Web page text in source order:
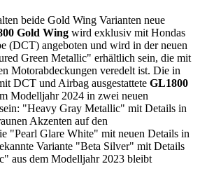
beide Gold Wing Varianten neue
Gold Wing wird exklusiv mit Hondas
(DCT) angeboten und wird in der neuen
Green Metallic" erhältlich sein, die mit
Motorabdeckungen veredelt ist. Die in
DCT und Airbag ausgestattete GL1800
Modelljahr 2024 in zwei neuen
"Heavy Gray Metallic" mit Details in
Akzenten auf den
"Pearl Glare White" mit neuen Details in
Variante "Beta Silver" mit Details
aus dem Modelljahr 2023 bleibt